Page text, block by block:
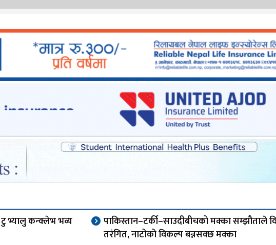
भ्यालु कन्क्लेभ भव्य
पाकिस्तान–टर्की–साउदीबीचको मक्का सम्झौताले
तरंगित, नाटोको विकल्प बन्नसक्छ मक्का